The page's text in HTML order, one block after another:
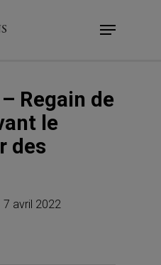
Menu
Regain de
le
des
7 avril 2022